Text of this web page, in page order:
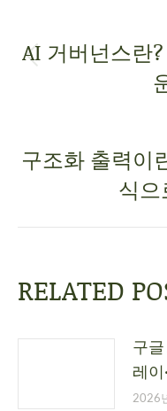
AI 거버넌스란
구조화 출력이
식으
RELATED
구
레이
2026